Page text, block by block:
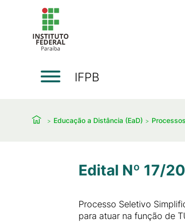
IFPB
Educação a Distância (EaD)
Edital Nº 17/
Processo Seletivo
para atuar na função de